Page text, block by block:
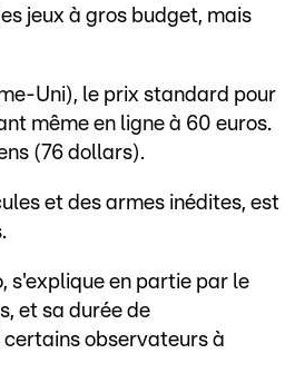
jeux à gros budget, mais
Uni), le prix standard pour
même en ligne à 60 euros.
(76 dollars).
et des armes inédites, est
s'explique en partie par le
et sa durée de
certains observateurs à